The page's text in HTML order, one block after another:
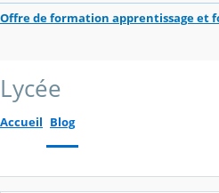
Offre de formation apprentissage et
Lycée
Accueil Blog